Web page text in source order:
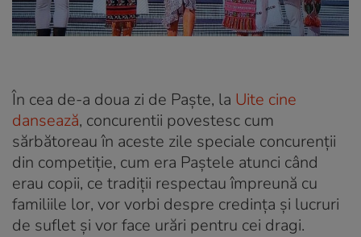
În cea de-a doua zi de Paște, la Uite cine
dansează, concurentii povestesc cum
sărbătoreau în aceste zile speciale concurenții
din competiție, cum era Paștele atunci când
erau copii, ce tradiții respectau împreună cu
familiile lor, vor vorbi despre credința și lucruri
de suflet și vor face urări pentru cei dragi.